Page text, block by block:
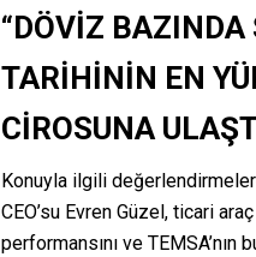
“DÖVİZ BAZINDA
TARİHİNİN EN
CİROSUNA
Konuyla ilgili
CEO’su Evren Güzel, ticari araç
performansını ve TEMSA’nın